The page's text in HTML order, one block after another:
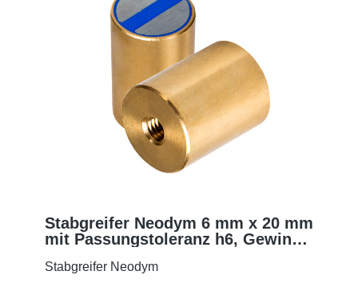
MEHR
Stabgreifer Neodym 6 mm x 20 mm
mit Passungstoleranz h6, Gewinde
Stabgreifer Neodym